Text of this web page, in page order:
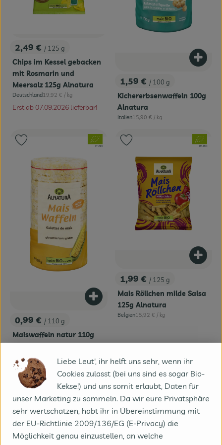
, Preis:
2,49 € / 125 g
Chips im Kessel gebacken
mit Rosmarin und
Meersalz 125g Alnatura
, Herkunft:
Deutschland, Referenzpreis:
19,92 € / kg
Erst ab 07.09.2026 lieferbar!
, Preis:
1,59 € / 100 g
Kichererbsenwaffeln 100g
Alnatura
, Herkunft:
Italien, Referenzpreis:
15,90 € / kg
, Preis:
0,99 € / 110 g
Maiswaffeln natur 110g
, Herkunft:
Produkt zum Warenkorb hinzufügen
, Verband:
, Kontrollstelle:
IT-BIO
Produkt zu Favouriten hinzufügen
, Preis:
1,99 € / 125 g
Mais Röllchen milde Salsa
125g Alnatura
, Herkunft:
Belgien, Referenzpreis:
15,92 € / kg
, Verband:
, Kontrollstelle:
BE-BIO
Produkt zu Favouriten hinzufügen
, Verband:
, Kontrollstelle:
CH-BIO
Produkt zu Favouriten hinzufügen
, Verband:
, Kontrollstelle:
Produkt zu Favouriten hinzufügen
Liebe Leut', ihr helft uns sehr, wenn ihr
Cookies zulasst (bei uns sind es sogar Bio-
Kekse!) und uns somit erlaubt, Daten für
unser Marketing zu sammeln. Da wir eure Privatsphäre
sehr wertschätzen, habt ihr in Übereinstimmung mit
der EU-Richtlinie 2009/136/EG (E-Privacy) die
Möglichkeit genau einzustellen, an welche